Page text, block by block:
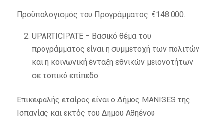
Προϋπολογισμός του Προγράμματος: €148.000.
UPARTICIPATE – Βασικό θέμα του
προγράμματος είναι η συμμετοχή των πολιτών
και η κοινωνική ένταξη εθνικών μειονοτήτων
σε τοπικό επίπεδο.
Επικεφαλής εταίρος είναι ο Δήμος MANISES της
Ισπανίας και εκτός του Δήμου Αθηένου